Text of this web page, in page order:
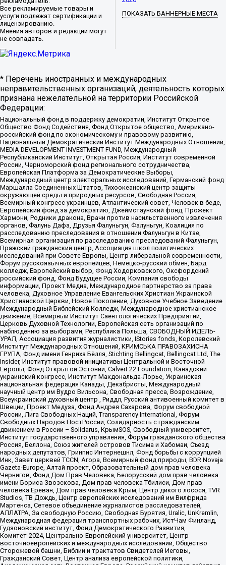
Все рекламируемые товары и
услуги подлежат сертификации и
лицензированию.
Мнения авторов и редакции могут
не совпадать.
ПОКАЗАТЬ БАННЕРНЫЕ МЕСТА
* Перечень иностранных и международных
неправительственных организаций, деятельность которых
признана нежелательной на территории Российской
Федерации:
Национальный фонд в поддержку демократии, Институт Открытое
Общество Фонд Содействия, Фонд Открытое общество, Американо-
российский фонд по экономическому и правовому развитию,
Национальный Демократический Институт Международных Отношений,
MEDIA DEVELOPMENT INVESTMENT FUND, Международный
Республиканский Институт, Открытая Россия, Институт современной
России, Черноморский фонд регионального сотрудничества,
Европейская Платформа за Демократические Выборы,
Международный центр электоральных исследований, Германский фонд
Маршалла Соединенных Штатов, Тихоокеанский центр защиты
окружающей среды и природных ресурсов, Свободная Россия,
Всемирный конгресс украинцев, Атлантический совет, Человек в беде,
Европейский фонд за демократию, Джеймстаунский фонд, Прожект
Хармони, Родники дракона, Врачи против насильственного извлечения
органов, Фалунь Дафа, Друзья Фалуньгун, Фалуньгун, Коалиция по
расследованию преследования в отношении Фалуньгун в Китае,
Всемирная организация по расследованию преследований Фалуньгун,
Пражский гражданский центр, Ассоциация школ политических
исследований при Совете Европы, Центр либеральной современности,
Форум русскоязычных европейцев, Немецко-русский обмен, Бард
колледж, Европейский выбор, Фонд Ходорковского, Оксфордский
российский фонд, Фонд Будущее России, Компания свободы
информации, Проект Медиа, Международное партнерство за права
человека, Духовное Управление Евангельских Христиан Украинской
Христианской Церкви, Новое Поколение, Духовное Учебное Заведение
Международный Библейский Колледж, Международное христианское
движение, Всемирный Институт Саентологических Предприятий,
Церковь Духовной Технологии, Европейская сеть организаций по
наблюдению за выборами, Республика Польша, СВОБОДНЫЙ ИДЕЛЬ-
УРАЛ, Ассоциация развития журналистики, IStories fonds, Королевский
Институт Международных Отношений, КРИМСЬКА ПРАВОЗАХИСНА
ГРУПА, Фонд имени Генриха Бёлля, Stichting Bellingcat, Bellingcat Ltd, The
Insider, Институт правовой инициативы Центральной и Восточной
Европы, Фонд Открытой Эстонии, Calvert 22 Foundation, Канадский
украинский конгресс, Институт Макдональда-Лорье, Украинская
национальная федерация Канады, Декабристы, Международный
научный центр им Вудро Вильсона, Свободная пресса, Возрождение,
Всеукраинский духовный центр , Риддл, Русский антивоенный комитет в
Швеции, Проект Медуза, Фонд Андрея Сахарова, Форум свободной
России, Лига Свободных Наций, Transparеncy International, Форум
Свободных Народов ПостРоссии, Солидарность с гражданским
движением в России – Solidarus, КрымSOS, Свободный университет,
Институт государственного управления, Форум гражданского общества
Россия, Беллона, Союз жителей островов Тисима и Хабомаи, Съезд
народных депутатов, Гринпис Интернешнл, Фонд борьбы с коррупцией
Инк, Завет церквей TCCN, Агора, Всемирный фонд природы, BDR Novaja
Gazeta-Europe, Алтай проект, Образовательный дом прав человека
Чернигов, Фонд Дом Прав Человека, Белорусский дом прав человека
имени Бориса Звозскова, Дом прав человека Тбилиси, Дом прав
человека Ереван, Дом прав человека Крым, Центр дикого лосося, TVR
Studios, ТВ Дождь, Центр европейских исследований им Вилфрида
Мартенса, Сетевое объединение журналистов расследователей,
АЛЛАТРА, За свободную Россию, Свободная Бурятия, Uralic, UnKremlin,
Международная федерация транспортных рабочих, ИстЧам Финланд,
Гудзоновский институт, Фонд Демократического Развития,
Комитет-2024, Центрально-Европейский университет, Центр
восточноевропейских и международных исследований, Общество
Сторожевой башни, Библии и трактатов Свидетелей Иеговы,
Гражданский Совет, Центр анализа европейской политики,